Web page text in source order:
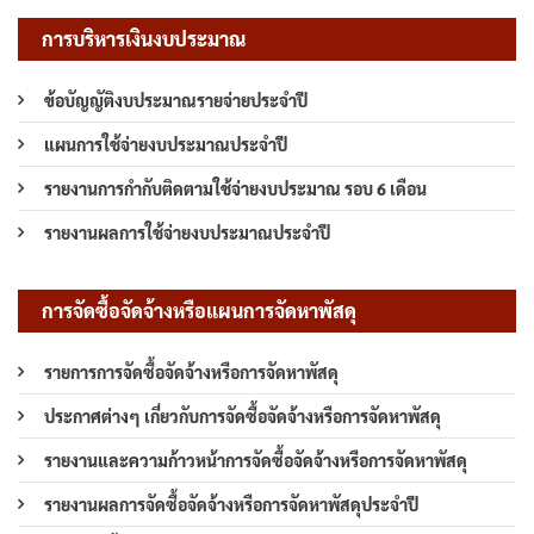
การบริหารเงินงบประมาณ
ข้อบัญญัติงบประมาณรายจ่ายประจำปี
แผนการใช้จ่ายงบประมาณประจำปี
รายงานการกำกับติดตามใช้จ่ายงบประมาณ รอบ 6 เดือน
รายงานผลการใช้จ่ายงบประมาณประจำปี
การจัดซื้อจัดจ้างหรือแผนการจัดหาพัสดุ
รายการการจัดซื้อจัดจ้างหรือการจัดหาพัสดุ
ประกาศต่างๆ เกี่ยวกับการจัดซื้อจัดจ้างหรือการจัดหาพัสดุ
รายงานและความก้าวหน้าการจัดซื้อจัดจ้างหรือการจัดหาพัสดุ
รายงานผลการจัดซื้อจัดจ้างหรือการจัดหาพัสดุประจำปี